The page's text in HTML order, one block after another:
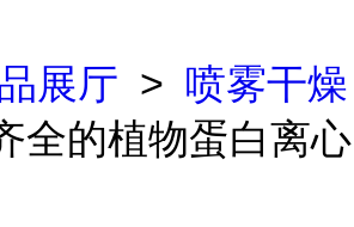
展厅 > 喷雾干燥
全的植物蛋白离心